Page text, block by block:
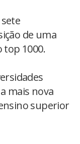
de uma
top 1000.
mais nova
superior